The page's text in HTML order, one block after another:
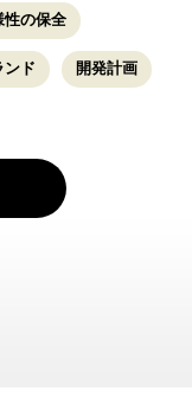
性の保全
ンド 開発計画